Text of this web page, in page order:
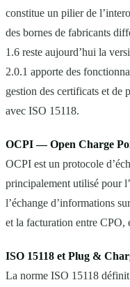
constitue un pilier de
des bornes de fabricants
1.6 reste aujourd’hui la
2.0.1 apporte des
gestion des certificats et de
avec ISO 15118.
OCPI — Open Charge
OCPI est un protocole
principalement utilisé pour
l’échange d’informations
et la facturation entre CPO,
ISO 15118 et Plug &
La norme ISO 15118